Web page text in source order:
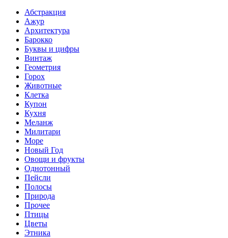
Абстракция
Ажур
Архитектура
Барокко
Буквы и цифры
Винтаж
Геометрия
Горох
Животные
Клетка
Купон
Кухня
Меланж
Милитари
Море
Новый Год
Овощи и фрукты
Однотонный
Пейсли
Полосы
Природа
Прочее
Птицы
Цветы
Этника